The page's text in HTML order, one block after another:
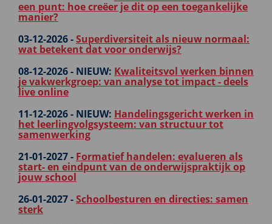
een punt: hoe creëer je dit op een toegankelijke
manier?
03-12-2026 -Superdiversiteit als nieuw normaal:
wat betekent dat voor onderwijs?
08-12-2026 - NIEUW: Kwaliteitsvol werken binnen
je vakwerkgroep: van analyse tot impact - deels
live online
11-12-2026 - NIEUW: Handelingsgericht werken in
het leerlingvolgsysteem: van structuur tot
samenwerking
21-01-2027 - Formatief handelen: evalueren als
start- en eindpunt van de onderwijspraktijk op
jouw school
26-01-2027 -Schoolbesturen en directies: samen
sterk